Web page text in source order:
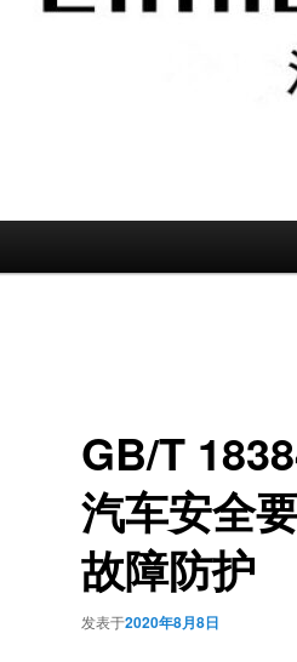
GB/T
汽车安全
故障防护
发表于2020年8月8日